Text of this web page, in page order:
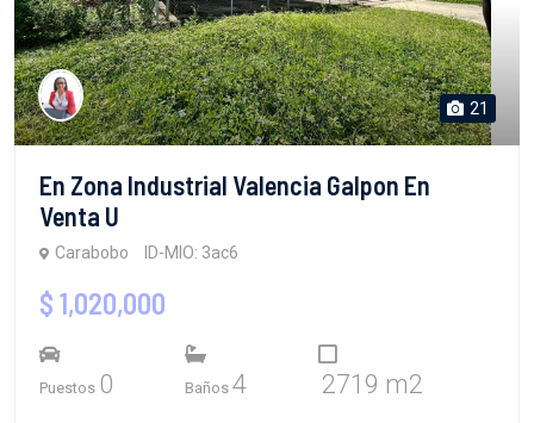
21
En Zona Industrial Valencia Galpon En
Venta U
Carabobo ID-MIO: 3ac6
$ 1,020,000
Puestos 0 Baños 4 2719 m2